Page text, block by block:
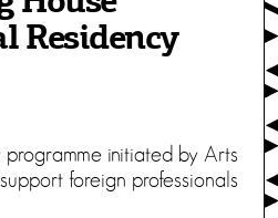
Residency
programme initiated by Arts
foreign professionals